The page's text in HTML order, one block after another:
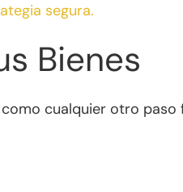
segura.
Bienes
cualquier otro paso